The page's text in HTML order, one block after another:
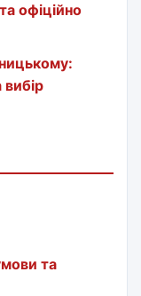
офіційно
та